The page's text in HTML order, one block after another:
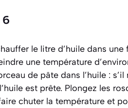
6
le litre d’huile dans
une température
de pâte dans l’huile :
est prête. Plongez les
chuter la température et